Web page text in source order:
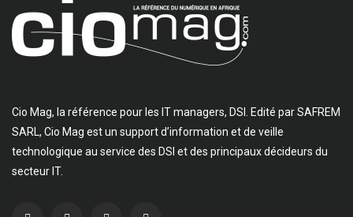
Cio Mag, la référence pour les IT managers, DSI. Edité par SAFREM
SARL, Cio Mag est un support d’information et de veille
technologique au service des DSI et des principaux décideurs du
secteur IT.